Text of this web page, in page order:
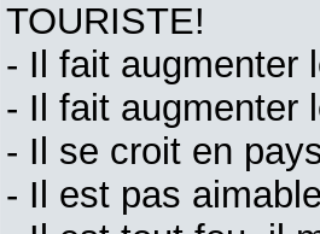
TOURISTE!
- Il fait augmenter
- Il fait augmenter
- Il se croit en
- Il est pas